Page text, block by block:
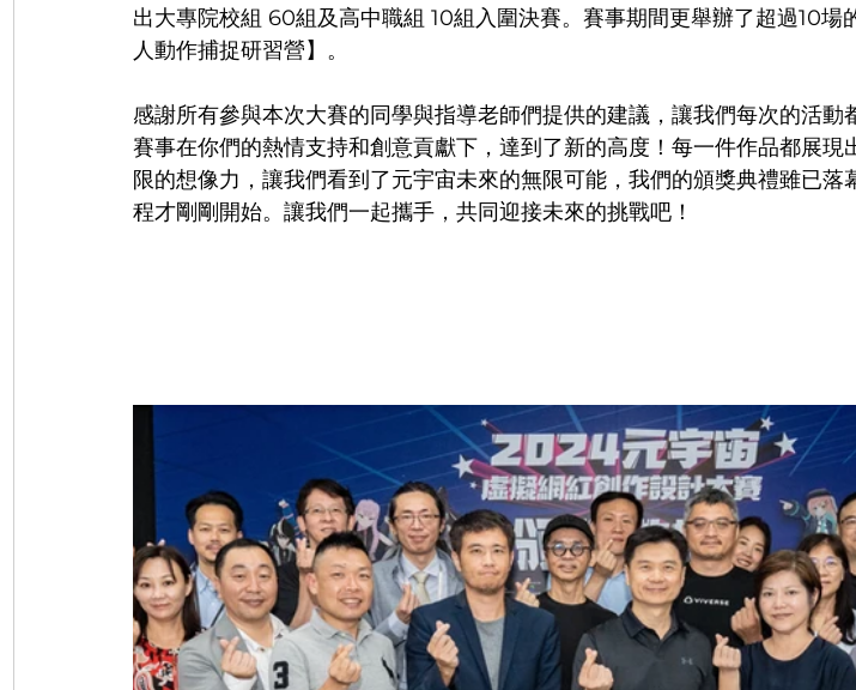
出大專院校組 60組及高中職組 10組入圍決賽。賽事期間更舉辦了超過10場
人動作捕捉研習營】 。
感謝所有參與本次大賽的同學與指導老師們提供的建議，讓我們每次的活動
賽事在你們的熱情支持和創意貢獻下，達到了新的高度！每一件作品都展現
限的想像力，讓我們看到了元宇宙未來的無限可能，我們的頒獎典禮雖已落
程才剛剛開始。讓我們一起攜手，共同迎接未來的挑戰吧！